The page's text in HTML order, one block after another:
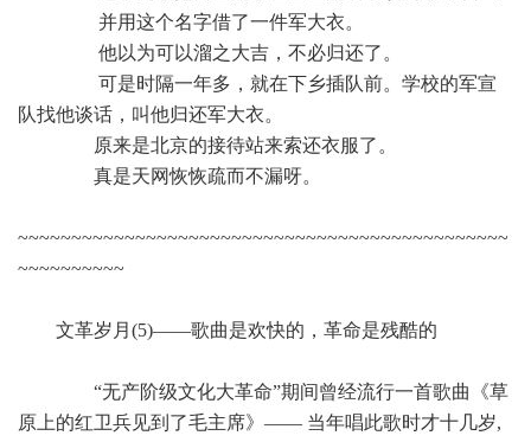
并用这个名字借了一件军大衣。
他以为可以溜之大吉，不必归还了。
可是时隔一年多，就在下乡插队前。学校的军宣
队找他谈话，叫他归还军大衣。
原来是北京的接待站来索还衣服了。
真是天网恢恢疏而不漏呀。
~~~~~~~~~~~~~~~~~~~~~~~~~~~~~~~~~~~~~~~~~~~~~~
~~~~~~~~~~
文革岁月(5)——歌曲是欢快的，革命是残酷的
“无产阶级文化大革命”期间曾经流行一首歌曲《草
原上的红卫兵见到了毛主席》—— 当年唱此歌时才十几岁,